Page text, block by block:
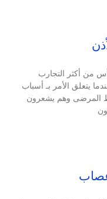
من أكثر التجارب
يتعلق الأمر بـ أسباب
المرضى وهم يشعرون